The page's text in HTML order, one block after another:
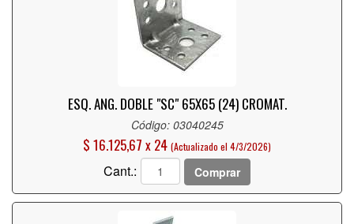
ESQ. ANG. DOBLE "SC" 65X65 (24) CROMAT.
Código: 03040245
$ 16.125,67 x 24 (Actualizado el 4/3/2026)
Cant.: Comprar